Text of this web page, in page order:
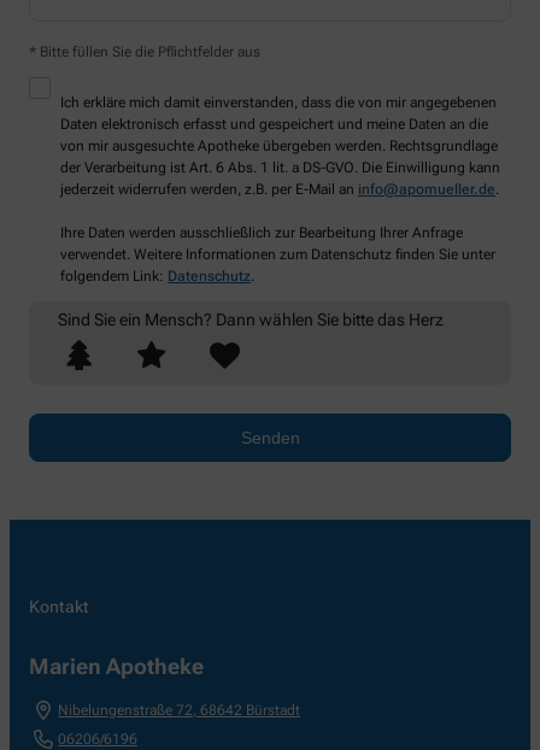
* Bitte füllen Sie die Pflichtfelder aus
Ich erkläre mich damit einverstanden, dass die von mir angegebenen
Daten elektronisch erfasst und gespeichert und meine Daten an die
von mir ausgesuchte Apotheke übergeben werden. Rechtsgrundlage
der Verarbeitung ist Art. 6 Abs. 1 lit. a DS-GVO. Die Einwilligung kann
jederzeit widerrufen werden, z.B. per E-Mail an info@apomueller.de.
Ihre Daten werden ausschließlich zur Bearbeitung Ihrer Anfrage
verwendet. Weitere Informationen zum Datenschutz finden Sie unter
folgendem Link: Datenschutz.
Sind Sie ein Mensch? Dann wählen Sie bittedas Herz
Kontakt
Marien Apotheke
Nibelungenstraße 72, 68642 Bürstadt
06206/6196